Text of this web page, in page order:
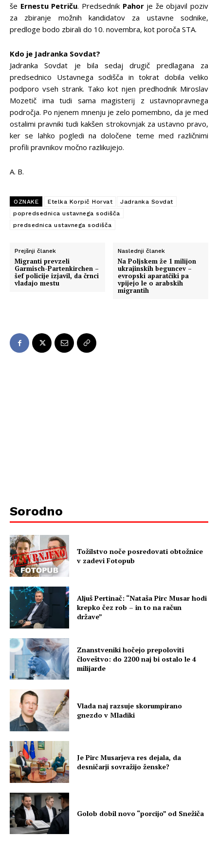
še Ernestu Petriču. Predsednik Pahorje že objavil poziv
za zbiranje možnih kandidatov za ustavne sodnike,
predloge bodo zbirali do 10. novembra, kot poroča STA.
Kdo je Jadranka Sovdat?
Jadranka Sovdat je bila sedaj drugič predlagana za
predsednico Ustavnega sodišča in tokrat dobila veliko
podporo vseh strank. Tako kot njen predhodnik Miroslav
Mozetič ima tudi sama magisterij z ustavnopravnega
področja. Po njenem mnenju je zelo pomembno, da je med
ostalimi pravniki tudi kakšen strokovnjak za ustavno pravo,
ker se lahko pogledi na določene teme med različnimi
profili pravnikov močno razlikujejo.
A. B.
OZNAKE Etelka Korpič Horvat
Jadranka Sovdat
popredsednica ustavnega sodišča
predsednica ustavnega sodišča
Prejšnji članek
Migranti prevzeli
Garmisch-Partenkirchen –
šef policije izjavil, da črnci
vladajo mestu
Naslednji članek
Na Poljskem že 1 milijon
ukrajinskih beguncev –
evropski aparatčiki pa
vpijejo le o arabskih
migrantih
Sorodno
Tožilstvo noče posredovati obtožnice
v zadevi Fotopub
Aljuš Pertinač: “Nataša Pirc Musar hodi
krepko čez rob – in to na račun
države”
Znanstveniki hočejo prepoloviti
človeštvo: do 2200 naj bi ostalo le 4
milijarde
Vlada naj razsuje skorumpirano
gnezdo v Mladiki
Je Pirc Musarjeva res dejala, da
desničarji sovražijo ženske?
Golob dobil novo “porcijo” od Snežiča